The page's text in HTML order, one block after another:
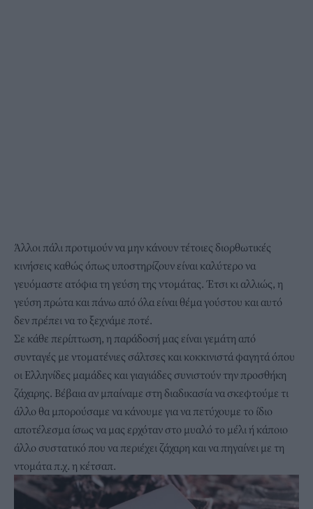
Άλλοι πάλι προτιμούν να μην κάνουν τέτοιες διορθωτικές
κινήσεις καθώς όπως υποστηρίζουν είναι καλύτερο να
γευόμαστε ατόφια τη γεύση της ντομάτας. Έτσι κι αλλιώς, η
γεύση πρώτα και πάνω από όλα είναι θέμα γούστου και αυτό
δεν πρέπει να το ξεχνάμε ποτέ.
Σε κάθε περίπτωση, η παράδοσή μας είναι γεμάτη από
συνταγές με ντοματένιες σάλτσες και κοκκινιστά φαγητά όπου
οι Ελληνίδες μαμάδες και γιαγιάδες συνιστούν την προσθήκη
ζάχαρης. Βέβαια αν μπαίναμε στη διαδικασία να σκεφτούμε τι
άλλο θα μπορούσαμε να κάνουμε για να πετύχουμε το ίδιο
αποτέλεσμα ίσως να μας ερχόταν στο μυαλό το μέλι ή κάποιο
άλλο συστατικό που να περιέχει ζάχαρη και να πηγαίνει με τη
ντομάτα π.χ. η κέτσαπ.